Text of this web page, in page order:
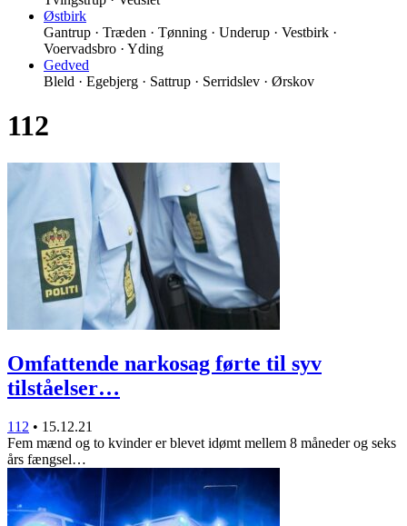
Østbirk
Gantrup · Træden · Tønning · Underup · Vestbirk ·
Voervadsbro · Yding
Gedved
Bleld · Egebjerg · Sattrup · Serridslev · Ørskov
112
Omfattende narkosag førte til syv
tilståelser…
112 • 15.12.21
Fem mænd og to kvinder er blevet idømt mellem 8 måneder og seks
års fængsel…